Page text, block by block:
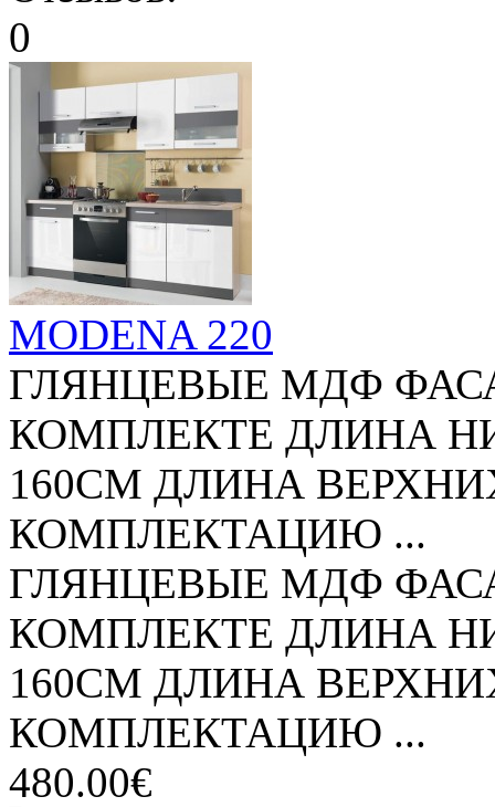
MODENA 220
ГЛЯНЦЕВЫЕ МДФ
КОМПЛЕКТЕ ДЛИНА
160СМ ДЛИНА
КОМПЛЕКТАЦИЮ ...
ГЛЯНЦЕВЫЕ МДФ
КОМПЛЕКТЕ ДЛИНА
160СМ ДЛИНА
КОМПЛЕКТАЦИЮ ...
480.00€